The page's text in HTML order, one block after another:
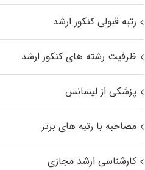
رتبه قبولی کنکور ارشد
ظرفیت رشته های کنکور ارشد
پزشکی از لیسانس
مصاحبه با رتبه های برتر
کارشناسی ارشد مجازی